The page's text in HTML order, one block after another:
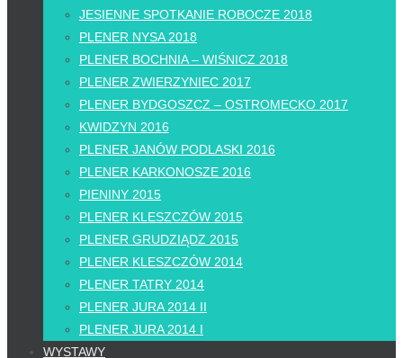
JESIENNE SPOTKANIE ROBOCZE 2018
PLENER NYSA 2018
PLENER BOCHNIA – WIŚNICZ 2018
PLENER ZWIERZYNIEC 2017
PLENER BYDGOSZCZ – OSTROMECKO 2017
KWIDZYN 2016
PLENER JANÓW PODLASKI 2016
PLENER KARKONOSZE 2016
PIENINY 2015
PLENER KLESZCZÓW 2015
PLENER GRUDZIĄDZ 2015
PLENER KLESZCZÓW 2014
PLENER TATRY 2014
PLENER JURA 2014 II
PLENER JURA 2014 I
WYSTAWY